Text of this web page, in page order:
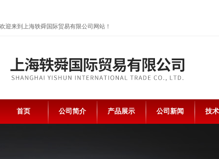
欢迎来到上海轶舜国际贸易有限公司网站！
首页 公司简介 产品展示 公司新闻 技